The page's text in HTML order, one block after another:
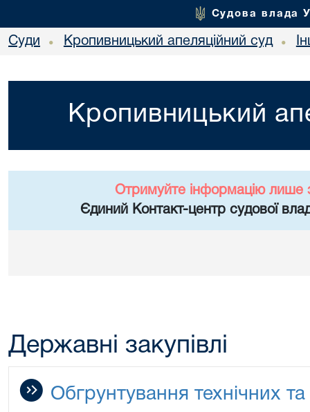
Судова влада
Суди • Кропивницький апеляційний суд •
Кропивницький
Отримуйте інформацію лише
Єдиний Контакт-центр судової
Державні закупівлі
Обгрунтування технічних